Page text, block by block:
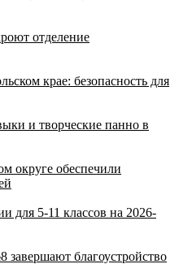
отделение
крае: безопасность для
и творческие панно в
округе обеспечили
для 5-11 классов на 2026-
завершают благоустройство